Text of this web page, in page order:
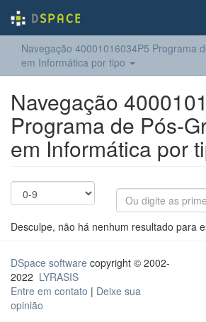
Navegação 40001016034P5 Programa
em Informática por tipo
Navegação
Programa de Pós-
em Informática por
Desculpe, não há nenhum resultado para
DSpace software copyright © 2002-
2022 LYRASIS
Entre em contato | Deixe sua
opinião